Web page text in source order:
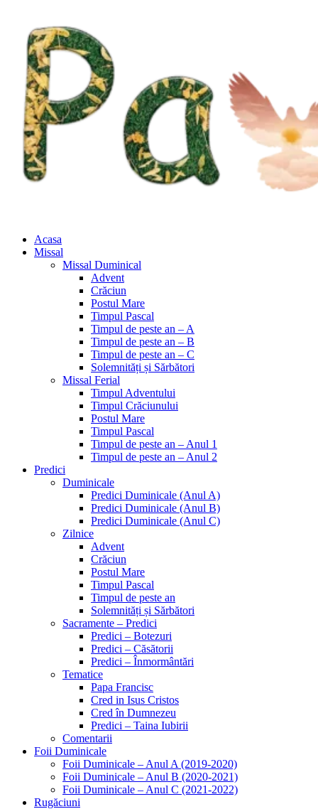
Acasa
Missal
Missal Duminical
Advent
Crăciun
Postul Mare
Timpul Pascal
Timpul de peste an – A
Timpul de peste an – B
Timpul de peste an – C
Solemnități și Sărbători
Missal Ferial
Timpul Adventului
Timpul Crăciunului
Postul Mare
Timpul Pascal
Timpul de peste an – Anul 1
Timpul de peste an – Anul 2
Predici
Duminicale
Predici Duminicale (Anul A)
Predici Duminicale (Anul B)
Predici Duminicale (Anul C)
Zilnice
Advent
Crăciun
Postul Mare
Timpul Pascal
Timpul de peste an
Solemnități și Sărbători
Sacramente – Predici
Predici – Botezuri
Predici – Căsătorii
Predici – Înmormântări
Tematice
Papa Francisc
Cred in Isus Cristos
Cred în Dumnezeu
Predici – Taina Iubirii
Comentarii
Foii Duminicale
Foii Duminicale – Anul A (2019-2020)
Foii Duminicale – Anul B (2020-2021)
Foii Duminicale – Anul C (2021-2022)
Rugăciuni